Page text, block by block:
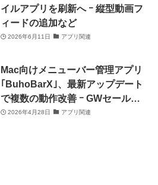
イルアプリを刷新へ ｰ 縦型動画フ
ィードの追加など
2026年6月11日 アプリ関連
Mac向けメニューバー管理アプリ
｢BuhoBarX｣、最新アップデート
で複数の動作改善 ｰ GWセールも
開催中
2026年4月28日 アプリ関連